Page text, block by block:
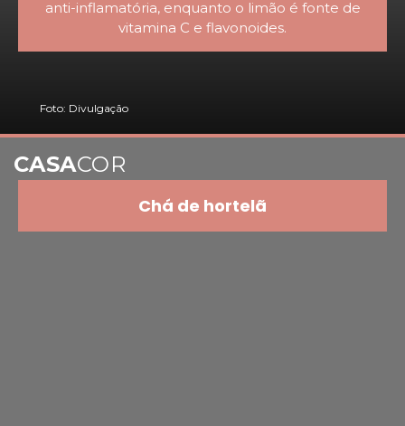
anti-inflamatória, enquanto o limão é fonte de
vitamina C e flavonoides.
Foto: Divulgação
Chá de hortelã
CASACOR